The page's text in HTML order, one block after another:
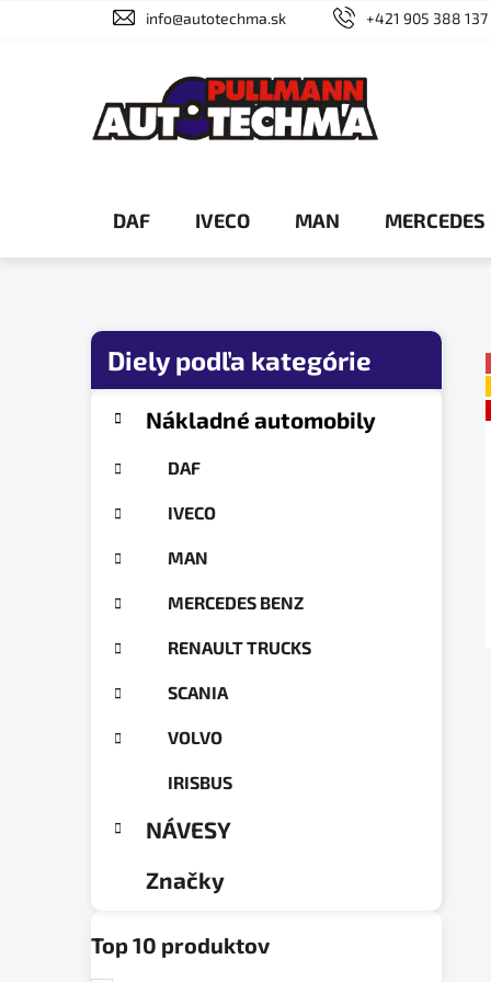
info@autotechma.sk +421 905 388 137
DAF IVECO MAN
B
kategórieNákladné automobily
DAF
IVECO
MAN
MERCEDES BENZ
RENAULT TRUCKS
SCANIA
VOLVO
IRISBUS
NÁVESY
Značky
Top 10 produktov